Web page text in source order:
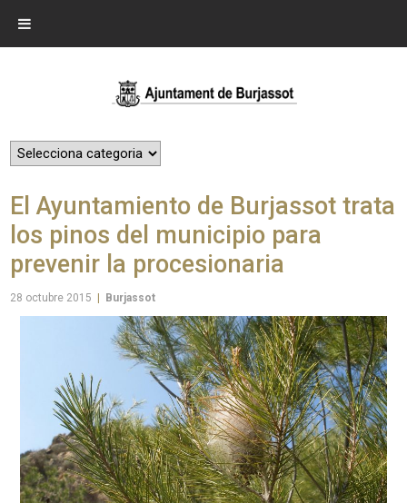
El Ayuntamiento de Burjassot trata
los pinos del municipio para
prevenir la procesionaria
28 octubre 2015 Burjassot